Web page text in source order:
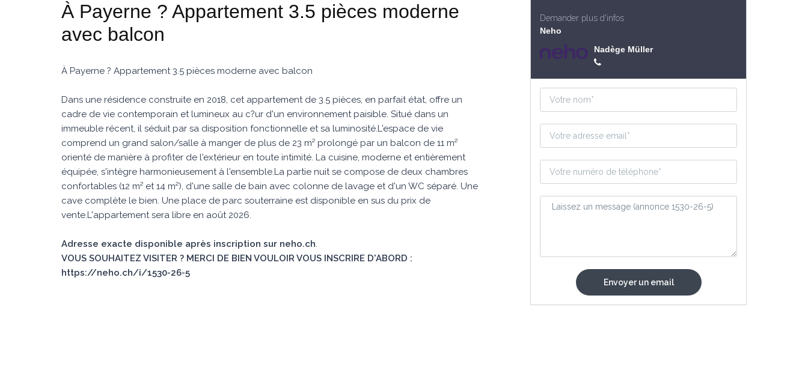
À Payerne ? Appartement 3.5 pièces moderne
avec balcon
À Payerne ? Appartement 3.5 pièces moderne avec balcon
Dans une résidence construite en 2018, cet appartement de 3.5 pièces, en parfait état, offre un
cadre de vie contemporain et lumineux au c?ur d'un environnement paisible. Situé dans un
immeuble récent, il séduit par sa disposition fonctionnelle et sa luminosité.L'espace de vie
comprend un grand salon/salle à manger de plus de 23 m² prolongé par un balcon de 11 m²
orienté de manière à profiter de l'extérieur en toute intimité. La cuisine, moderne et entièrement
équipée, s'intègre harmonieusement à l'ensemble.La partie nuit se compose de deux chambres
confortables (12 m² et 14 m²), d'une salle de bain avec colonne de lavage et d'un WC séparé. Une
cave complète le bien. Une place de parc souterraine est disponible en sus du prix de
vente.L'appartement sera libre en août 2026.
Adresse exacte disponible après inscription sur neho.ch.
VOUS SOUHAITEZ VISITER ? MERCI DE BIEN VOULOIR VOUS INSCRIRE D'ABORD :
https://neho.ch/i/1530-26-5
Demander plus d'infos
Neho
Nadège Müller